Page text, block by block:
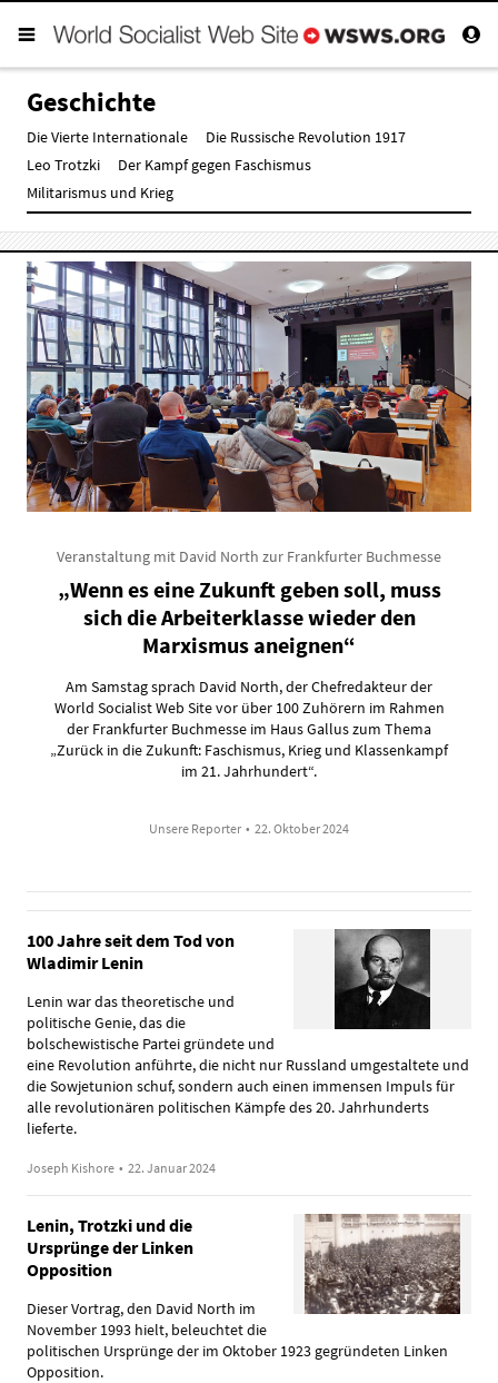
Geschichte
Die Vierte Internationale
Die Russische Revolution 1917
Leo Trotzki
Der Kampf gegen Faschismus
Militarismus und Krieg
Veranstaltung mit David North zur Frankfurter Buchmesse
„Wenn es eine Zukunft geben soll, muss
sich die Arbeiterklasse wieder den
Marxismus aneignen“
Am Samstag sprach David North, der Chefredakteur der
World Socialist Web Site vor über 100 Zuhörern im Rahmen
der Frankfurter Buchmesse im Haus Gallus zum Thema
„Zurück in die Zukunft: Faschismus, Krieg und Klassenkampf
im 21. Jahrhundert“.
Unsere Reporter • 22. Oktober 2024
100 Jahre seit dem Tod von
Wladimir Lenin
Lenin war das theoretische und
politische Genie, das die
bolschewistische Partei gründete und
eine Revolution anführte, die nicht nur Russland umgestaltete und
die Sowjetunion schuf, sondern auch einen immensen Impuls für
alle revolutionären politischen Kämpfe des 20. Jahrhunderts
lieferte.
Joseph Kishore • 22. Januar 2024
Lenin, Trotzki und die
Ursprünge der Linken
Opposition
Dieser Vortrag, den David North im
November 1993 hielt, beleuchtet die
politischen Ursprünge der im Oktober 1923 gegründeten Linken
Opposition.